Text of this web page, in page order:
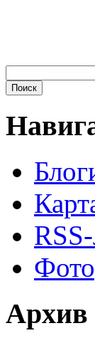
Архив